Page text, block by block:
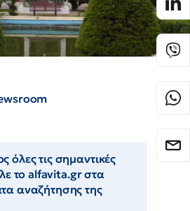
όλες τις σημαντικές
το alfavita.gr στα
αναζήτησης της